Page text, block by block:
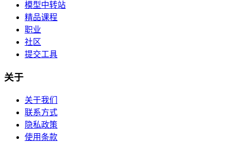
模型中转站
精品课程
职业
社区
提交工具
关于
关于我们
联系方式
隐私政策
使用条款